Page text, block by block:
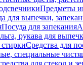
Предметы
для выпечки,
Посуда для запекания
рукава для
Средства для
специальные
для стекол и